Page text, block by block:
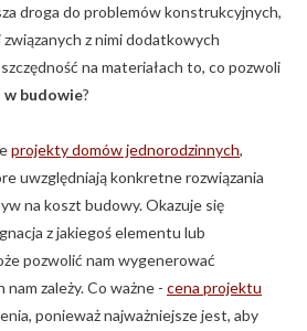
droga do problemów konstrukcyjnych,
z nimi dodatkowych
na materiałach to, co pozwoli
budowie?
projekty domów jednorodzinnych,
uwzględniają konkretne rozwiązania
na koszt budowy. Okazuje się
z jakiegoś elementu lub
pozwolić nam wygenerować
zależy. Co ważne - cena projektu
ponieważ najważniejsze jest, aby